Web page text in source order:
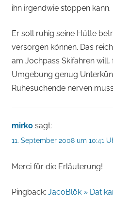
ihn irgendwie stoppen kann.
Er soll ruhig seine Hütte
versorgen können. Das
am Jochpass Skifahren
Umgebung genug
Ruhesuchende nerven
mirko sagt:
11. September 2008 um 10:41
Merci für die Erläuterung!
Pingback: JacoBlök » Dat